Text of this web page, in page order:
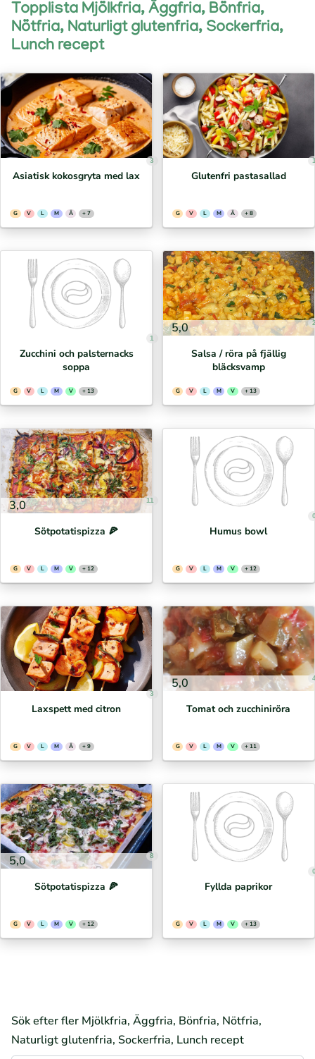
Topplista Mjölkfria, Äggfria, Bönfria,
Nötfria, Naturligt glutenfria, Sockerfria,
Lunch recept
3
Asiatisk kokosgryta med lax
G V L M Ä + 7
Glutenfri pastasallad
G V L M Ä + 8
1
Zucchini och palsternacks
soppa
G V L M V + 13
5,0
Salsa / röra på fjällig
bläcksvamp
G V L M V + 13
3,0 11
Sötpotatispizza 🍕⁣
G V L M V + 12
Humus bowl
G V L M V + 12
3
Laxspett med citron
G V L M Ä + 9
5,0
Tomat och zucchiniröra
G V L M V + 11
5,0 8
Sötpotatispizza 🍕⁣
G V L M V + 12
Fyllda paprikor
G V L M V + 13
Sök efter fler Mjölkfria, Äggfria, Bönfria, Nötfria,
Naturligt glutenfria, Sockerfria, Lunch recept